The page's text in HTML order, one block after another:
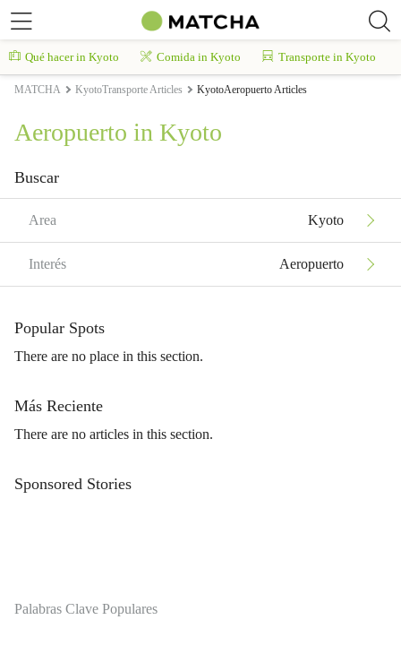
Qué hacer in Kyoto Comida in Kyoto Transporte in Kyoto
MATCHA KyotoTransporte Articles KyotoAeropuerto Articles
Aeropuerto in Kyoto
Buscar
Area Kyoto
Interés Aeropuerto
Popular Spots
There are no place in this section.
Más Reciente
There are no articles in this section.
Sponsored Stories
Palabras Clave Populares